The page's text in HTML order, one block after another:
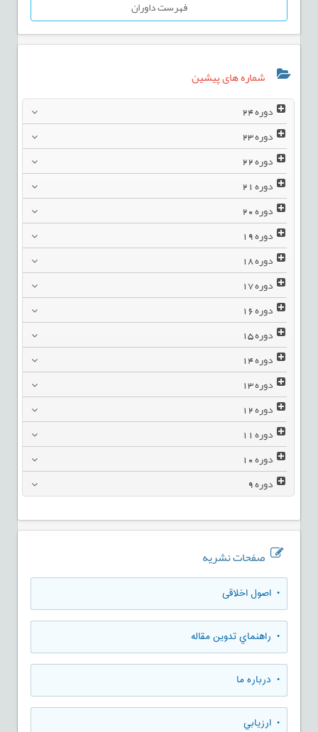
فهرست داوران
شماره های پیشین
دوره24
دوره23
دوره22
دوره21
دوره20
دوره19
دوره18
دوره17
دوره16
دوره15
دوره14
دوره13
دوره12
دوره11
دوره10
دوره9
صفحات نشریه
• اصول اخلاقی
• راهنماي تدوين مقاله
• درباره ما
• ارزيابي